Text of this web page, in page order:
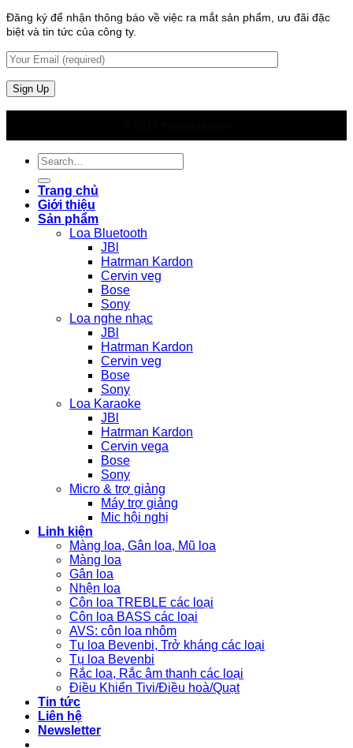
Đăng ký để nhận thông báo về việc ra mắt sản phẩm, ưu đãi đặc
biệt và tin tức của công ty.
Search
for:
Trang chủ
Giới thiệu
Sản phẩm
Loa Bluetooth
JBl
Hatrman Kardon
Cervin veg
Bose
Sony
Loa nghe nhạc
JBl
Hatrman Kardon
Cervin veg
Bose
Sony
Loa Karaoke
JBl
Hatrman Kardon
Cervin vega
Bose
Sony
Micro & trợ giảng
Máy trợ giảng
Mic hội nghị
Linh kiện
Màng loa, Gân loa, Mũ loa
Màng loa
Gân loa
Nhện loa
Côn loa TREBLE các loại
Côn loa BASS các loại
AVS: côn loa nhôm
Tụ loa Bevenbi, Trở kháng các loại
Tụ loa Bevenbi
Rắc loa, Rắc âm thanh các loại
Điều Khiển Tivi/Điều hoà/Quạt
Tin tức
Liên hệ
Newsletter